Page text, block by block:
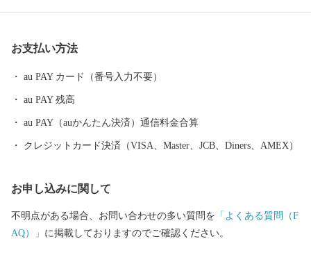
な農畜産物、「大分ふぐ」「とり天」「大分銘菓ざびえる」「吉
をしていただいた方には、市のＰＲも兼ねて返礼品をお送りさせ
ていただきます。 【ご注意】 ・返礼品の送付は、大分市外にお住
まいの方に限らせていただきます。 ・寄附につきましては、年度
です。 ※長期不在、住所不明等で返礼品をお受取りいただけなか
お支払い方法
au PAY カード（番号入力不要）
au PAY 残高
au PAY（auかんたん決済）通信料金合算
クレジットカード決済（VISA、Master、JCB、Diners、AMEX）
お申し込みに関して
不明点がある場合、お問い合わせの多い質問を 「よくある質問（F
AQ）」 に掲載しておりますのでご確認ください。